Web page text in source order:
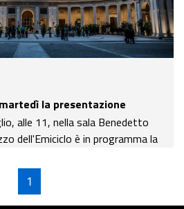
la presentazione
alle 11, nella sala Benedetto
dell'Emiciclo è in programma la
chef stellati abruzzesi, in
proprio all'Emiciclo.
1